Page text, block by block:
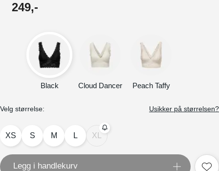
249,-
Black Cloud Dancer Peach Taffy
Velg størrelse: Usikker på størrelsen?
XS S M L XL
Legg i handlekurv